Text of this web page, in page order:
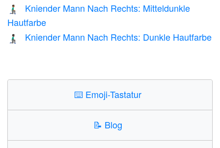
🧎🏾‍♂️‍➡️
Kniender Mann Nach Rechts: Mitteldunkle
Hautfarbe
🧎🏿‍♂️‍➡️ Kniender Mann Nach Rechts: Dunkle Hautfarbe
⌨️ Emoji-Tastatur
📝 Blog